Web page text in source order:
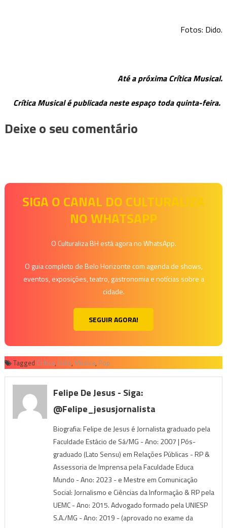
Fotos: Dido.
Até a próxima Crítica Musical.
Crítica Musical é publicada neste espaço toda quinta-feira.
Deixe o seu comentário
SIGA O CANAL DO CULTURALIZA
NO WHATSAPP
O Culturaliza BH está agora no WhatsApp.
O guia completo de Belo Horizonte com agenda de shows,
eventos, exposições, teatro, gastronomia e notícias sobre a
cidade.
SEGUIR AGORA!
Tagged Crítica, Dido, Música, Pop
Felipe De Jesus - Siga:
@felipe_jesusjornalista
Biografia: Felipe de Jesus é Jornalista graduado pela
Faculdade Estácio de Sá/MG - Ano: 2007 | Pós-
graduado (Lato Sensu) em Relações Públicas - RP &
Assessoria de Imprensa pela Faculdade Educa
Mundo - Ano: 2023 - e Mestre em Comunicação
Social: Jornalismo e Ciências da Informação & RP pela
UEMC - Ano: 2015. Advogado formado pela UNIESP
S.A./MG - Ano: 2019 - (aprovado no exame da